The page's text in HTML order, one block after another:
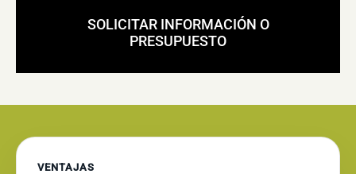
SOLICITAR INFORMACIÓN O
PRESUPUESTO
VENTAJAS